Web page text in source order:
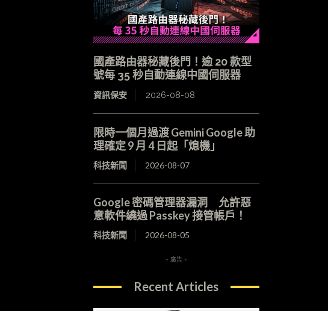
國產路由器秘藏後門！逾 20 款型
號每 35 秒自動連線中國伺服器
資訊保安 2026-08-08
限時一個月過渡 Gemini Google 助
理確定 9 月 4 日起「熄機」
科技新聞 2026-08-07
Google 密碼管理器漏洞 允許惡
意軟件繞過 Passkey 接管帳戶！
科技新聞 2026-08-05
- 廣告 -
Recent Articles